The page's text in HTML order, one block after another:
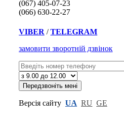
(067) 405-07-23
(066) 630-22-27
VIBER /TELEGRAM
замовити зворотній дзвінок
Версія сайту UA RU GE